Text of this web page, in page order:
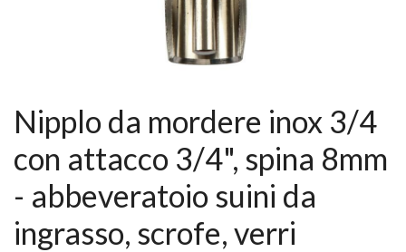
Nipplo da mordere inox 3/4
con attacco 3/4", spina 8mm
- abbeveratoio suini da
ingrasso, scrofe, verri